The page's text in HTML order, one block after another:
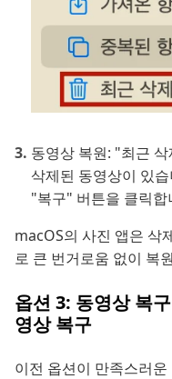
동영상 복원: "최근
삭제된 동영상이 있
"복구" 버튼을 클릭합
macOS의 사진 앱은 삭
로 큰 번거로움 없이 복
옵션 3: 동영상 복
영상 복구
이전 옵션이 만족스러